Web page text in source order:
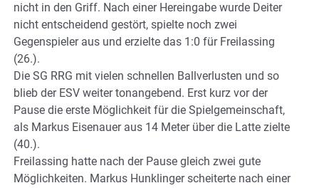
nicht in den Griff. Nach einer Hereingabe wurde Deiter
nicht entscheidend gestört, spielte noch zwei
Gegenspieler aus und erzielte das 1:0 für Freilassing
(26.).
Die SG RRG mit vielen schnellen Ballverlusten und so
blieb der ESV weiter tonangebend. Erst kurz vor der
Pause die erste Möglichkeit für die Spielgemeinschaft,
als Markus Eisenauer aus 14 Meter über die Latte zielte
(40.).
Freilassing hatte nach der Pause gleich zwei gute
Möglichkeiten. Markus Hunklinger scheiterte nach einer